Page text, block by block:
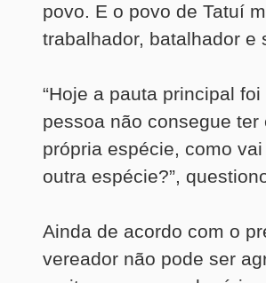
povo. E o povo de Tatuí
trabalhador, batalhador e
“Hoje a pauta principal
pessoa não consegue
própria espécie, como
outra espécie?”,
Ainda de acordo com o
vereador não pode ser